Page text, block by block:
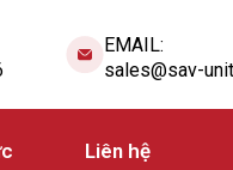
EMAIL:
sales@sav-
Liên hệ